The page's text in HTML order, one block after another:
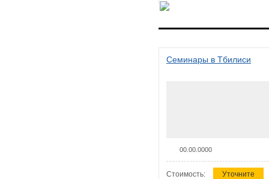
Семинары в Тбилиси
00.00.0000
Стоимость: Уточните